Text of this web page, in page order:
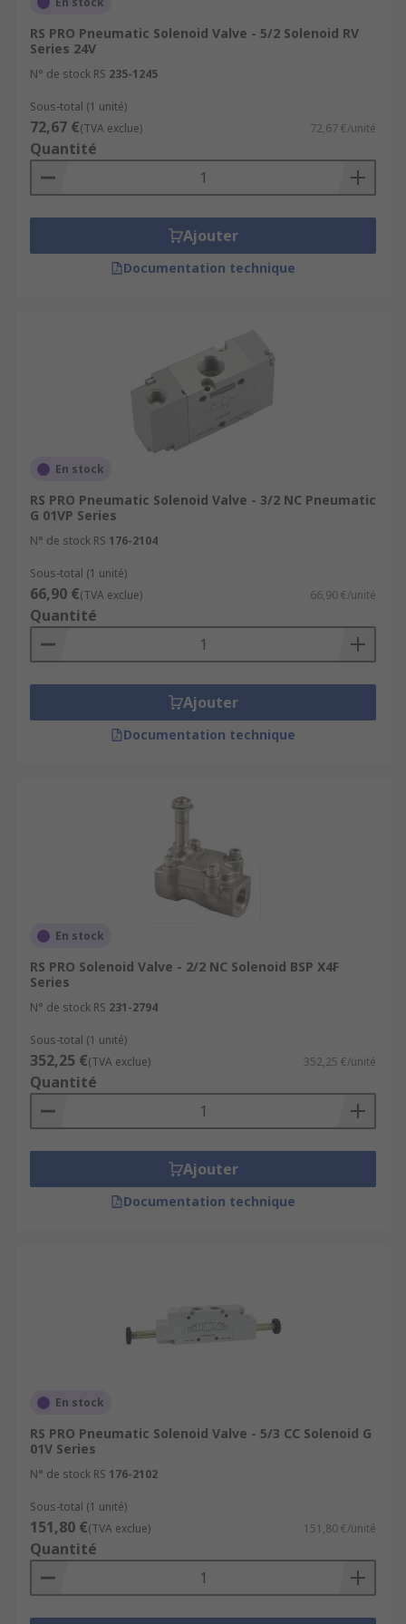
RS PRO Pneumatic Solenoid Valve - 5/2 Solenoid RV
Series 24V
N° de stock RS 235-1245
Sous-total (1 unité)
72,67 €(TVA exclue) 72,67 €/unité
Quantité
Ajouter
Documentation technique
En stock
RS PRO Pneumatic Solenoid Valve - 3/2 NC Pneumatic
G 01VP Series
N° de stock RS 176-2104
Sous-total (1 unité)
66,90 €(TVA exclue) 66,90 €/unité
Quantité
Ajouter
Documentation technique
En stock
RS PRO Solenoid Valve - 2/2 NC Solenoid BSP X4F
Series
N° de stock RS 231-2794
Sous-total (1 unité)
352,25 €(TVA exclue) 352,25 €/unité
Quantité
Ajouter
Documentation technique
En stock
RS PRO Pneumatic Solenoid Valve - 5/3 CC Solenoid G
01V Series
N° de stock RS 176-2102
Sous-total (1 unité)
151,80 €(TVA exclue) 151,80 €/unité
Quantité